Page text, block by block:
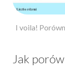
I voila!
Jak